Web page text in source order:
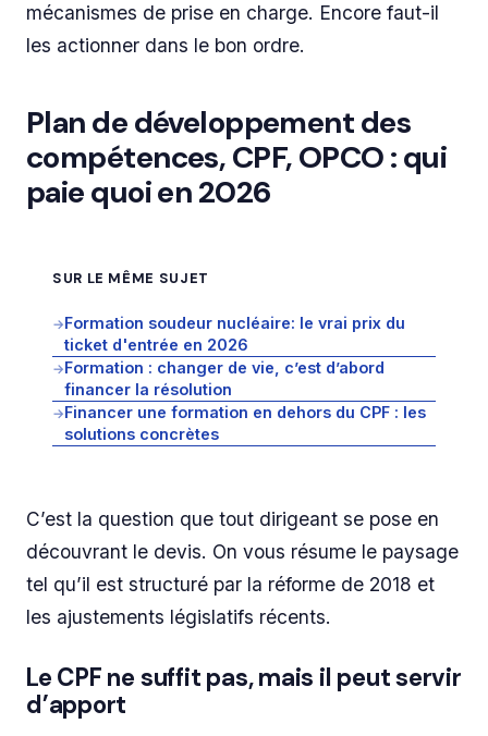
mécanismes de prise en charge. Encore faut-il
les actionner dans le bon ordre.
Plan de développement des
compétences, CPF, OPCO : qui
paie quoi en 2026
SUR LE MÊME SUJET
→Formation soudeur nucléaire: le vrai prix du
ticket d'entrée en 2026
→Formation : changer de vie, c’est d’abord
financer la résolution
→Financer une formation en dehors du CPF : les
solutions concrètes
C’est la question que tout dirigeant se pose en
découvrant le devis. On vous résume le paysage
tel qu’il est structuré par la réforme de 2018 et
les ajustements législatifs récents.
Le CPF ne suffit pas, mais il peut servir
d’apport